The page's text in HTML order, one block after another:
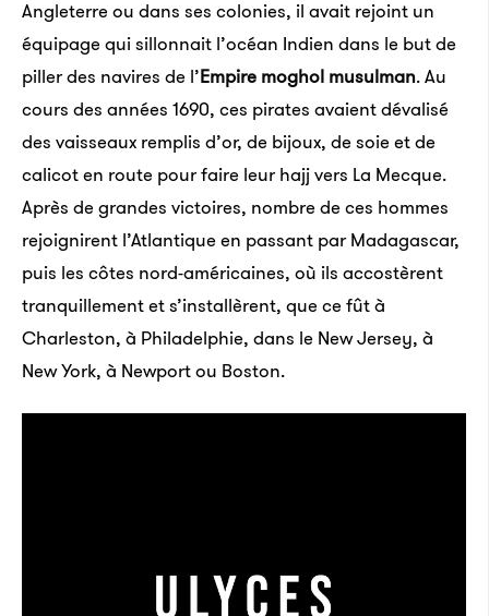
Angleterre ou dans ses colonies, il avait rejoint un
équipage qui sillonnait l’océan Indien dans le but de
piller des navires de l’Empire moghol musulman. Au
cours des années 1690, ces pirates avaient dévalisé
des vaisseaux remplis d’or, de bijoux, de soie et de
calicot en route pour faire leur hajj vers La Mecque.
Après de grandes victoires, nombre de ces hommes
rejoignirent l’Atlantique en passant par Madagascar,
puis les côtes nord-américaines, où ils accostèrent
tranquillement et s’installèrent, que ce fût à
Charleston, à Philadelphie, dans le New Jersey, à
New York, à Newport ou Boston.